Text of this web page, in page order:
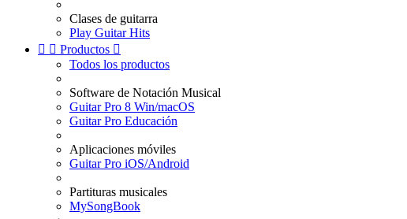
Clases de guitarra
Play Guitar Hits
  Productos 
Todos los productos
Software de Notación Musical
Guitar Pro 8 Win/macOS
Guitar Pro Educación
Aplicaciones móviles
Guitar Pro iOS/Android
Partituras musicales
MySongBook